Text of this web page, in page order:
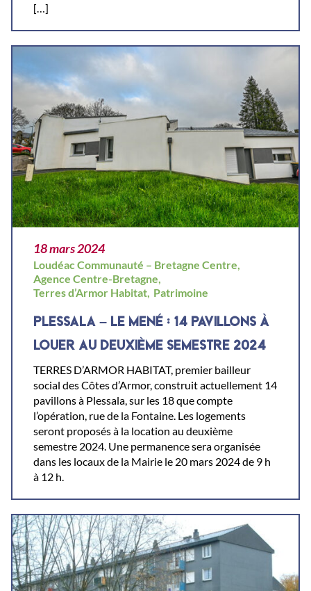
[…]
18 mars 2024
Loudéac Communauté – Bretagne Centre,
Agence Centre-Bretagne,
Terres d’Armor Habitat, Patrimoine
PLESSALA – LE MENÉ : 14 PAVILLONS À
LOUER AU DEUXIÈME SEMESTRE 2024
TERRES D’ARMOR HABITAT, premier bailleur
social des Côtes d’Armor, construit actuellement 14
pavillons à Plessala, sur les 18 que compte
l’opération, rue de la Fontaine. Les logements
seront proposés à la location au deuxième
semestre 2024. Une permanence sera organisée
dans les locaux de la Mairie le 20 mars 2024 de 9 h
à 12 h.